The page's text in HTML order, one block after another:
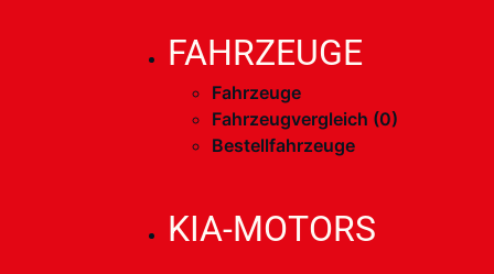
FAHRZEUGE
Fahrzeuge
Fahrzeugvergleich (0)
Bestellfahrzeuge
KIA-MOTORS